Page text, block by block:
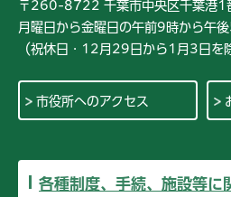
〒260-8722 千葉市中央区千葉港1
月曜日から金曜日の午前9時から午
（祝休日・12月29日から1月3日を
市役所へのアクセス
各種制度、手続、施設等に